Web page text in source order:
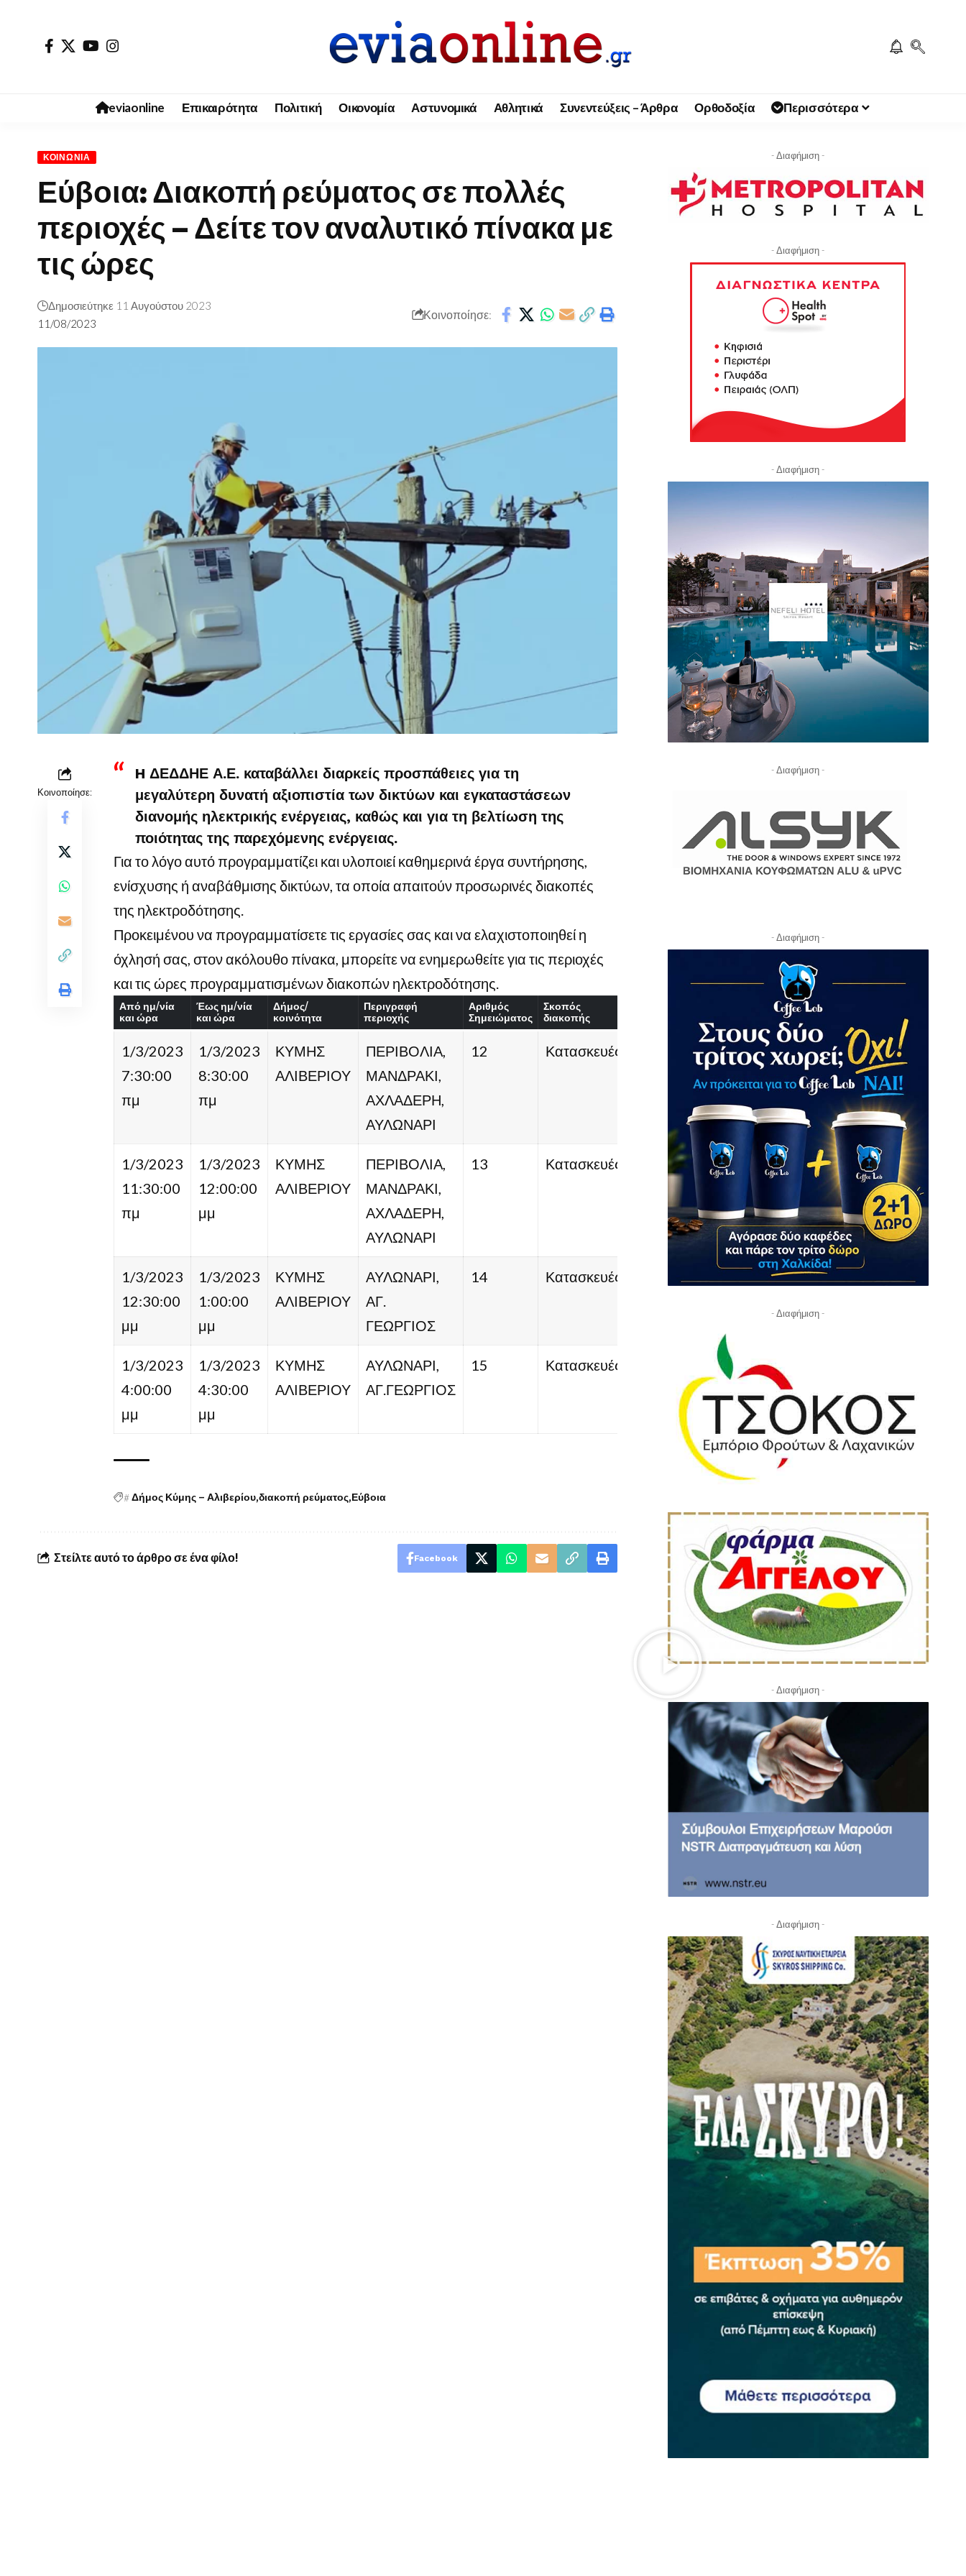
eviaonline Επικαιρότητα Πολιτική Οικονομία Αστυνομικά Αθλητικά Συνεντεύξεις – Άρθρα Ορθοδοξία Περισσότερα
ΚΟΙΝΩΝΊΑ
Εύβοια: Διακοπή ρεύματος σε πολλές
περιοχές – Δείτε τον αναλυτικό πίνακα με
τις ώρες
11/08/2023
Δημοσιεύτηκε 11 Αυγούστου 2023
Κοινοποίησε:
Κοινοποίησε:
H ΔΕΔΔΗΕ Α.Ε. καταβάλλει διαρκείς προσπάθειες για τη
μεγαλύτερη δυνατή αξιοπιστία των δικτύων και εγκαταστάσεων
διανομής ηλεκτρικής ενέργειας, καθώς και για τη βελτίωση της
ποιότητας της παρεχόμενης ενέργειας.
Για το λόγο αυτό προγραμματίζει και υλοποιεί καθημερινά έργα συντήρησης,
ενίσχυσης ή αναβάθμισης δικτύων, τα οποία απαιτούν προσωρινές διακοπές
της ηλεκτροδότησης.
Προκειμένου να προγραμματίσετε τις εργασίες σας και να ελαχιστοποιηθεί η
όχλησή σας, στον ακόλουθο πίνακα, μπορείτε να ενημερωθείτε για τις περιοχές
και τις ώρες προγραμματισμένων διακοπών ηλεκτροδότησης.
Από ημ/νία
και ώρα
Έως ημ/νία
και ώρα
Δήμος/
κοινότητα
Περιγραφή
περιοχής
Αριθμός
Σημειώματος
Σκοπός
διακοπής
1/3/2023
7:30:00
πμ
1/3/2023
8:30:00
πμ
ΚΥΜΗΣ
ΑΛΙΒΕΡΙΟΥ
ΠΕΡΙΒΟΛΙΑ,
ΜΑΝΔΡΑΚΙ,
ΑΧΛΑΔΕΡΗ,
ΑΥΛΩΝΑΡΙ
12 Κατασκευές
1/3/2023
11:30:00
πμ
1/3/2023
12:00:00
μμ
ΚΥΜΗΣ
ΑΛΙΒΕΡΙΟΥ
ΠΕΡΙΒΟΛΙΑ,
ΜΑΝΔΡΑΚΙ,
ΑΧΛΑΔΕΡΗ,
ΑΥΛΩΝΑΡΙ
13 Κατασκευές
1/3/2023
12:30:00
μμ
1/3/2023
1:00:00
μμ
ΚΥΜΗΣ
ΑΛΙΒΕΡΙΟΥ
ΑΥΛΩΝΑΡΙ,
ΑΓ.
ΓΕΩΡΓΙΟΣ
14 Κατασκευές
1/3/2023
4:00:00
μμ
1/3/2023
4:30:00
μμ
ΚΥΜΗΣ
ΑΛΙΒΕΡΙΟΥ
ΑΥΛΩΝΑΡΙ,
ΑΓ.ΓΕΩΡΓΙΟΣ
15 Κατασκευές
#Δήμος Κύμης – Αλιβερίου διακοπή ρεύματος Εύβοια
Στείλτε αυτό το άρθρο σε ένα φίλο! Facebook
- Διαφήμιση -
- Διαφήμιση -
- Διαφήμιση -
- Διαφήμιση -
- Διαφήμιση -
- Διαφήμιση -
- Διαφήμιση -
- Διαφήμιση -